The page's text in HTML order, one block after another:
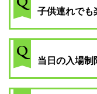
子供連れでも
Q
当日の入場制